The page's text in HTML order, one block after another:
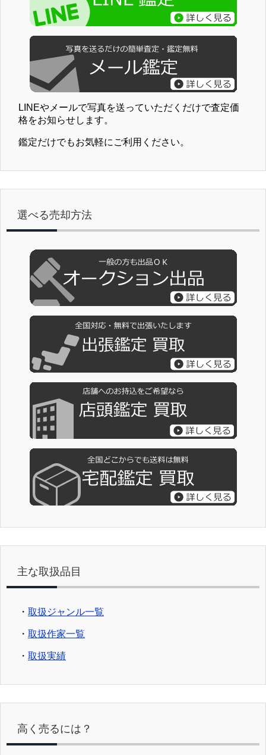
LINEやメールで写真を送っていただくだけで査定価
格をお知らせします。
鑑定だけでもお気軽にご利用ください。
選べる売却方法
主な取扱品目
・ 取扱ジャンル一覧
・ 取扱作家一覧
・ 取扱実績
高く売るには？